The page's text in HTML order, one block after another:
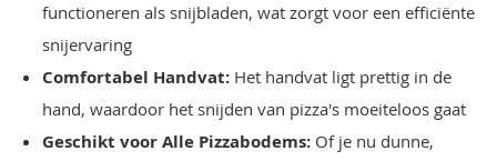
functioneren als snijbladen, wat zorgt voor een efficiënte
snijervaring
Comfortabel Handvat: Het handvat ligt prettig in de
hand, waardoor het snijden van pizza's moeiteloos gaat
Geschikt voor Alle Pizzabodems: Of je nu dunne,